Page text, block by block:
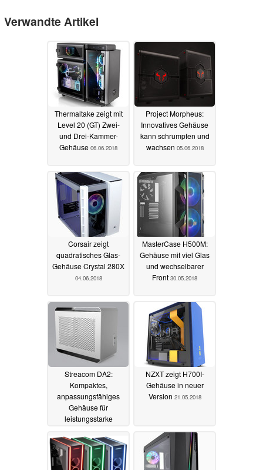
Verwandte Artikel
Thermaltake zeigt mit
Level 20 (GT) Zwei-
und Drei-Kammer-
Gehäuse 06.06.2018
Project Morpheus:
Innovatives Gehäuse
kann schrumpfen und
wachsen 05.06.2018
Corsair zeigt
quadratisches Glas-
Gehäuse Crystal 280X
04.06.2018
MasterCase H500M:
Gehäuse mit viel Glas
und wechselbarer
Front 30.05.2018
Streacom DA2:
Kompaktes,
anpassungsfähiges
Gehäuse für
leistungsstarke
vorgestellt25.05.2018
NZXT zeigt H700I-
Gehäuse in neuer
Version 21.05.2018